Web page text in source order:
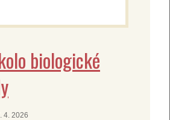
biologické
4. 2026